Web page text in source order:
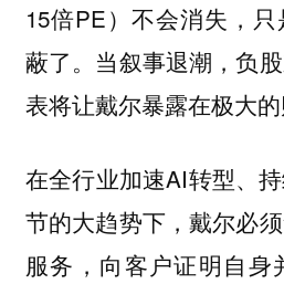
15倍PE）不会消失，
蔽了。当叙事退潮，负
表将让戴尔暴露在极大的
在全行业加速AI转型、
节的大趋势下，戴尔必
服务，向客户证明自身